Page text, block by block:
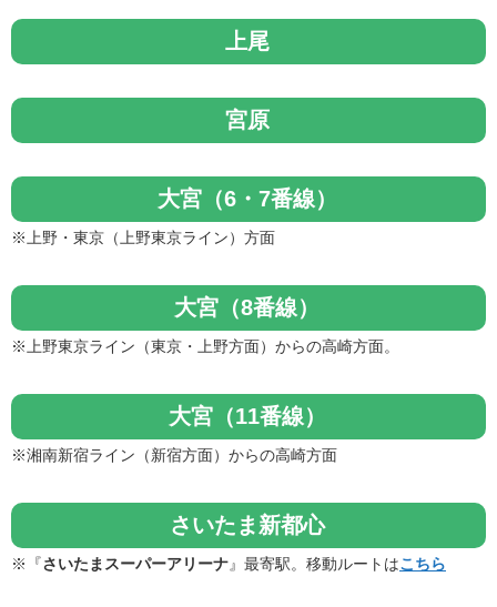
上尾
宮原
大宮（6・7番線）
※上野・東京（上野東京ライン）方面
大宮（8番線）
※上野東京ライン（東京・上野方面）からの高崎方面。
大宮（11番線）
※湘南新宿ライン（新宿方面）からの高崎方面
さいたま新都心
※『さいたまスーパーアリーナ』最寄駅。移動ルートはこちら